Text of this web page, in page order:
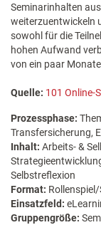
Seminarinhalten
weiterzuentwickeln
sowohl für die
hohen Aufwand
von ein paar
Quelle: 101 Online-
Prozessphase:
Transfersicherung,
Inhalt: Arbeits- &
Selbstreflexion
Format:
Einsatzfeld:
Gruppengröße: